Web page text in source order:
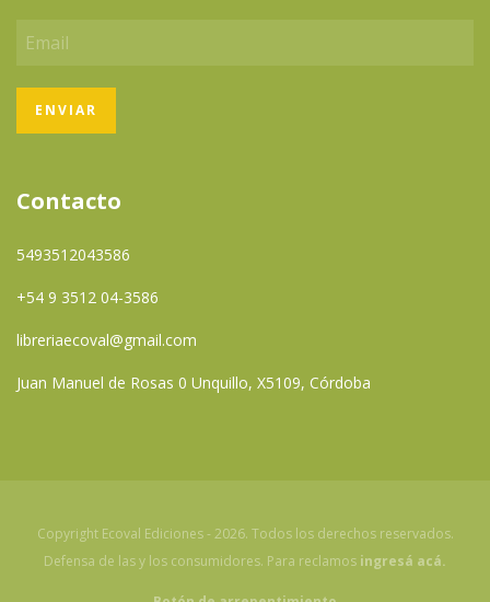
Contacto
5493512043586
+54 9 3512 04-3586
libreriaecoval@gmail.com
Juan Manuel de Rosas 0 Unquillo, X5109, Córdoba
Copyright Ecoval Ediciones - 2026. Todos los derechos reservados.
Defensa de las y los consumidores. Para reclamos ingresá acá.